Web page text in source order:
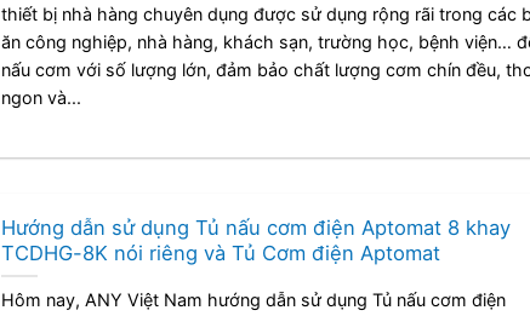
thiết bị nhà hàng chuyên dụng được sử dụng rộng rãi trong các
ăn công nghiệp, nhà hàng, khách sạn, trường học, bệnh viện…
nấu cơm với số lượng lớn, đảm bảo chất lượng cơm chín đều,
ngon và...
Hướng dẫn sử dụng Tủ nấu cơm điện Aptomat 8 khay
TCDHG-8K nói riêng và Tủ Cơm điện Aptomat
Hôm nay, ANY Việt Nam hướng dẫn sử dụng Tủ nấu cơm điện